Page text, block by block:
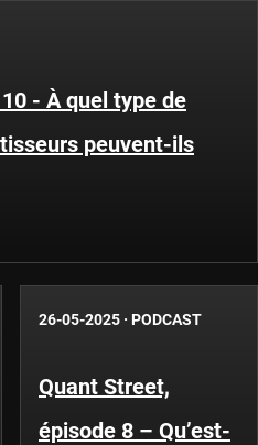
- À quel type de
peuvent-ils
26-05-2025 · PODCAST
Quant Street,
épisode 8 – Qu’est-